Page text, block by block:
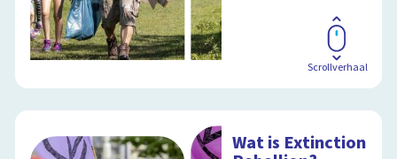
Scrollverhaal
Wat is Extinction